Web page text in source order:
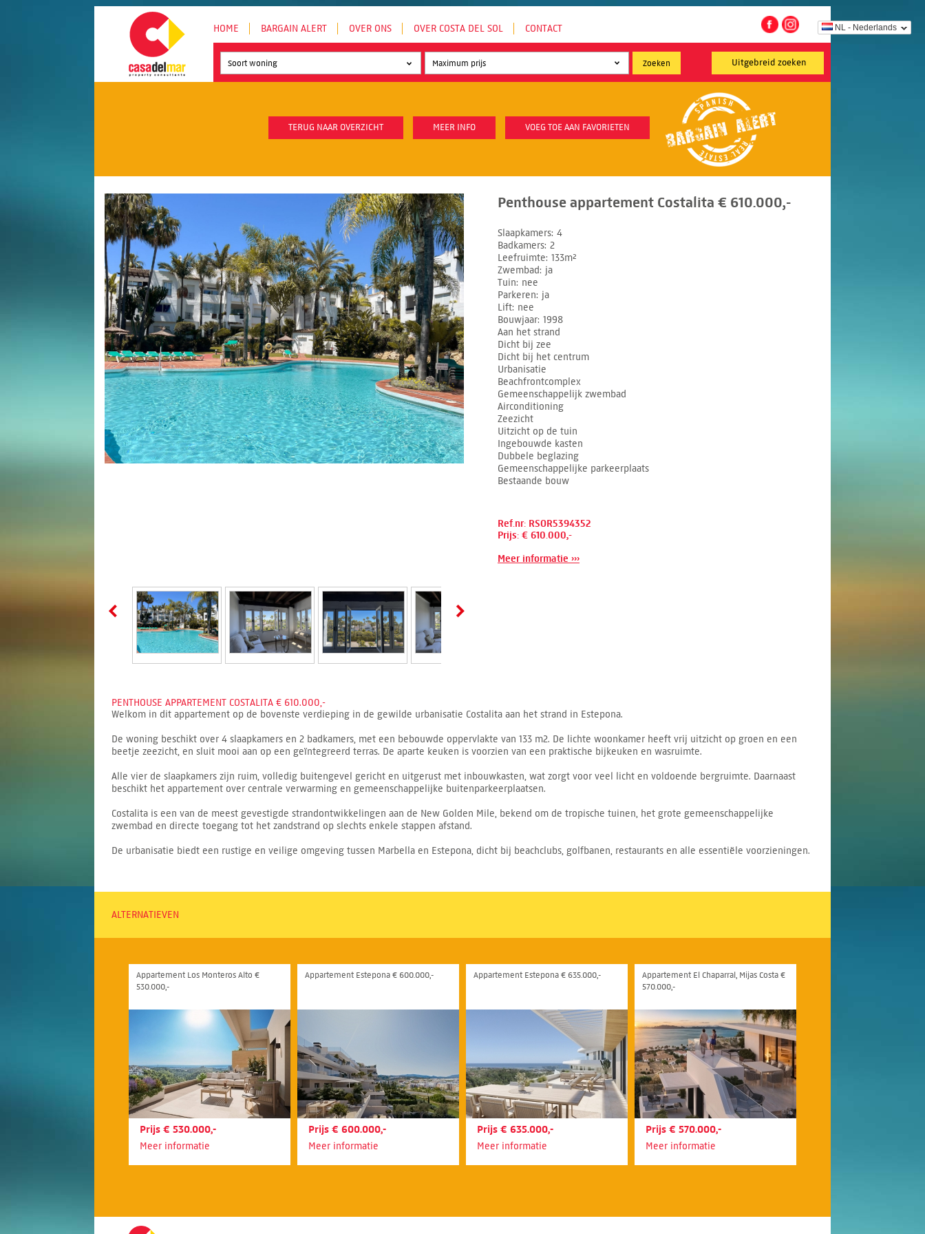
NL - Nederlands
HOME BARGAIN ALERT OVER ONS OVER COSTA DEL SOL CONTACT
Uitgebreid zoeken
Soort woning
TERUG NAAR OVERZICHT MEER INFO VOEG TOE AAN FAVORIETEN
Penthouse appartement Costalita € 610.000,-
Slaapkamers 4
Badkamers 2
Leefruimte 133m²
Zwembad
ja
Tuin nee
Parkeren ja
Lift nee
Bouwjaar 1998
Aan het strand
Dicht bij zee
Dicht bij het centrum
Urbanisatie
Beachfrontcomplex
Gemeenschappelijk zwembad
Airconditioning
Zeezicht
Uitzicht op de tuin
Ingebouwde kasten
Dubbele beglazing
Gemeenschappelijke parkeerplaats
Bestaande bouw
Ref.nr: RSOR5394352
Prijs: € 610.000,-
Meer informatie ›››
PENTHOUSE APPARTEMENT COSTALITA € 610.000,-
Welkom in dit appartement op de bovenste verdieping in de gewilde urbanisatie Costalita aan het strand in Estepona.
De woning beschikt over 4 slaapkamers en 2 badkamers, met een bebouwde oppervlakte van 133 m2. De lichte woonkamer heeft vrij uitzicht op groen en een
beetje zeezicht, en sluit mooi aan op een geïntegreerd terras. De aparte keuken is voorzien van een praktische bijkeuken en wasruimte.
Alle vier de slaapkamers zijn ruim, volledig buitengevel gericht en uitgerust met inbouwkasten, wat zorgt voor veel licht en voldoende bergruimte. Daarnaast
beschikt het appartement over centrale verwarming en gemeenschappelijke buitenparkeerplaatsen.
Costalita is een van de meest gevestigde strandontwikkelingen aan de New Golden Mile, bekend om de tropische tuinen, het grote gemeenschappelijke
zwembad en directe toegang tot het zandstrand op slechts enkele stappen afstand.
De urbanisatie biedt een rustige en veilige omgeving tussen Marbella en Estepona, dicht bij beachclubs, golfbanen, restaurants en alle essentiële voorzieningen.
ALTERNATIEVEN
Appartement Los Monteros Alto €
530.000,-
Prijs € 530.000,-
Meer informatie
Appartement Estepona € 600.000,-
Prijs € 600.000,-
Meer informatie
Appartement Estepona € 635.000,-
Prijs € 635.000,-
Meer informatie
Appartement El Chaparral, Mijas Costa €
570.000,-
Prijs € 570.000,-
Meer informatie